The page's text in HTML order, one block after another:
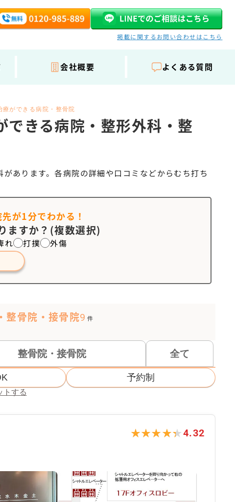
掲載に関するお問い合わせはこちら
会社概要 よくある質問
ができる病院・整骨院
きる病院・整形外科・整
あります。各病院の詳細や口コミなどからむち打ち
が1分でわかる！
ますか？(複数選択)
れ 打撲 外傷
整骨院・接骨院9 件
整骨院・接骨院 全て
予約制
トする
★★★★★
★★★★★4.32